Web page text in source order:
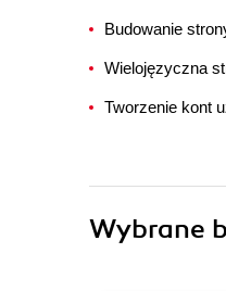
Budowanie
Wielojęzyczna
Tworzenie kont
Wybrane